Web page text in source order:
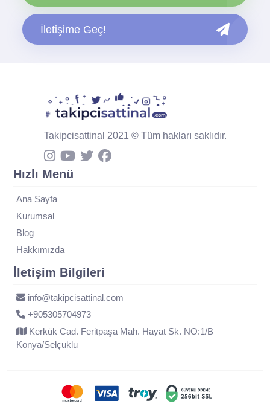
İletişime Geç!
Takipcisattinal 2021 © Tüm hakları saklıdır.
Hızlı Menü
Ana Sayfa
Kurumsal
Blog
Hakkımızda
İletişim Bilgileri
info@takipcisattinal.com
+905305704973
Kerkük Cad. Feritpaşa Mah. Hayat Sk. NO:1/B
Konya/Selçuklu